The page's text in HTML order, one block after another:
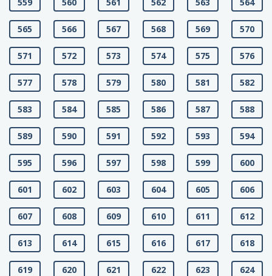
565 566 567 568 569 570
571 572 573 574 575 576
577 578 579 580 581 582
583 584 585 586 587 588
589 590 591 592 593 594
595 596 597 598 599 600
601 602 603 604 605 606
607 608 609 610 611 612
613 614 615 616 617 618
619 620 621 622 623 624